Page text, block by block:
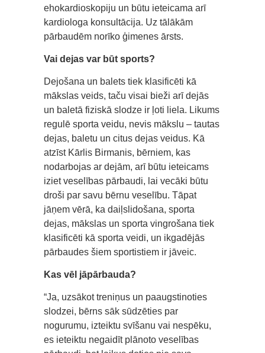
ehokardioskopiju un būtu ieteicama arī
kardiologa konsultācija. Uz tālākām
pārbaudēm norīko ģimenes ārsts.
Vai dejas var būt sports?
Dejošana un balets tiek klasificēti kā
mākslas veids, taču visai bieži arī dejās
un baletā fiziskā slodze ir ļoti liela. Likums
regulē sporta veidu, nevis mākslu – tautas
dejas, baletu un citus dejas veidus. Kā
atzīst Kārlis Birmanis, bērniem, kas
nodarbojas ar dejām, arī būtu ieteicams
iziet veselības pārbaudi, lai vecāki būtu
droši par savu bērnu veselību. Tāpat
jāņem vērā, ka daiļslidošana, sporta
dejas, mākslas un sporta vingrošana tiek
klasificēti kā sporta veidi, un ikgadējās
pārbaudes šiem sportistiem ir jāveic.
Kas vēl jāpārbauda?
“Ja, uzsākot treniņus un paaugstinoties
slodzei, bērns sāk sūdzēties par
nogurumu, izteiktu svīšanu vai nespēku,
es ieteiktu negaidīt plānoto veselības